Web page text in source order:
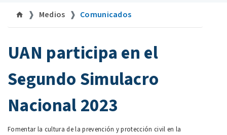
Medios Comunicados
UAN participa en el
Segundo Simulacro
Nacional 2023
Fomentar la cultura de la prevención y protección civil en la